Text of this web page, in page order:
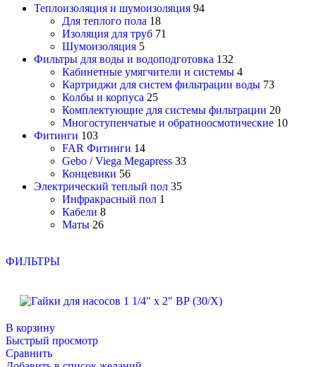
Теплоизоляция и шумоизоляция 94
Для теплого пола 18
Изоляция для труб 71
Шумоизоляция 5
Фильтры для воды и водоподготовка 132
Кабинетные умягчители и системы 4
Картриджи для систем фильтрации воды 73
Колбы и корпуса 25
Комплектующие для системы фильтрации 20
Многоступенчатые и обратноосмотические 10
Фитинги 103
FAR Фитинги 14
Gebo / Viega Megapress 33
Концевики 56
Электрический теплый пол 35
Инфракрасный пол 1
Кабели 8
Маты 26
ФИЛЬТРЫ
В корзину
Быстрый просмотр
Сравнить